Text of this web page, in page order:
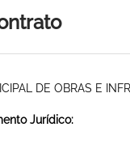
DE OBRAS E
Jurídico: